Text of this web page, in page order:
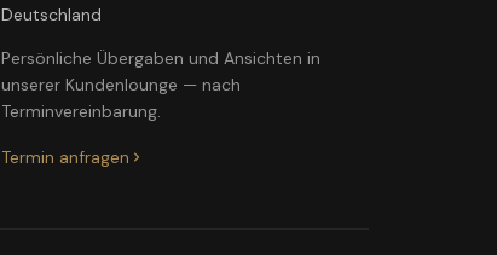
Deutschland
Persönliche Übergaben und Ansichten in
unserer Kundenlounge — nach
Terminvereinbarung.
Termin anfragen